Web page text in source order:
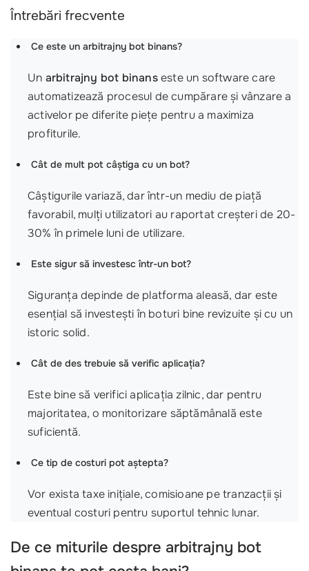
Întrebări frecvente
Ce este un arbitrajny bot binans?
Un arbitrajny bot binanseste un software care
automatizează procesul de cumpărare și vânzare a
activelor pe diferite piețe pentru a maximiza
profiturile.
Cât de mult pot câștiga cu un bot?
Câștigurile variază, dar într-un mediu de piață
favorabil, mulți utilizatori au raportat creșteri de 20-
30% în primele luni de utilizare.
Este sigur să investesc într-un bot?
Siguranța depinde de platforma aleasă, dar este
esențial să investești în boturi bine revizuite și cu un
istoric solid.
Cât de des trebuie să verific aplicația?
Este bine să verifici aplicația zilnic, dar pentru
majoritatea, o monitorizare săptămânală este
suficientă.
Ce tip de costuri pot aștepta?
Vor exista taxe inițiale, comisioane pe tranzacții și
eventual costuri pentru suportul tehnic lunar.
De ce miturile despre arbitrajny bot